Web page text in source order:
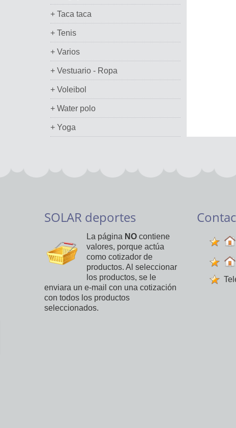
+ Taca taca
+ Tenis
+ Varios
+ Vestuario - Ropa
+ Voleibol
+ Water polo
+ Yoga
SOLAR deportes
La página NO contiene
valores, porque actúa
como cotizador de
productos. Al seleccionar
los productos, se le
enviara un e-mail con una cotización
con todos los productos
seleccionados.